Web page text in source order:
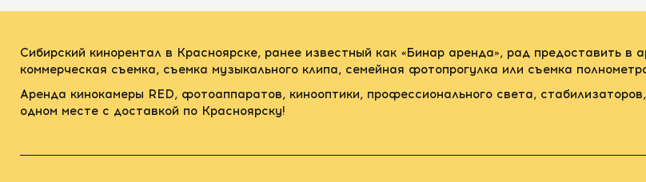
Сибирский кинорентал в Красноярске, ранее известный как «Бинар аренда», рад предоставить
коммерческая съемка, съемка музыкального клипа, семейная фотопрогулка или съемка
Аренда кинокамеры RED, фотоаппаратов, кинооптики, профессионального света,
одном месте с доставкой по Красноярску!